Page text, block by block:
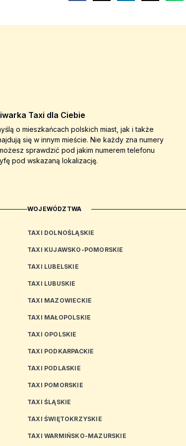
Taxi dla Ciebie
o mieszkańcach polskich miast, jak i także
się w innym mieście. Nie każdy zna numery
sprawdzić pod jakim numerem telefonu
pod wskazaną lokalizację.
WOJEWÓDZTWA
TAXI DOLNOŚLĄSKIE
TAXI KUJAWSKO-POMORSKIE
TAXI LUBELSKIE
TAXI LUBUSKIE
TAXI MAZOWIECKIE
TAXI MAŁOPOLSKIE
TAXI OPOLSKIE
TAXI PODKARPACKIE
TAXI PODLASKIE
TAXI POMORSKIE
TAXI ŚLĄSKIE
TAXI ŚWIĘTOKRZYSKIE
TAXI WARMIŃSKO-MAZURSKIE